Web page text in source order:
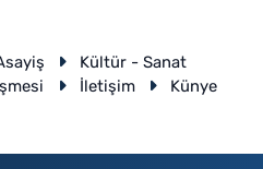
Kültür - Sanat
İletişim Künye